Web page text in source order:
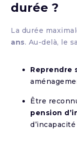
durée ?
La durée
ans. Au-delà, le
Reprendre
Être
pension